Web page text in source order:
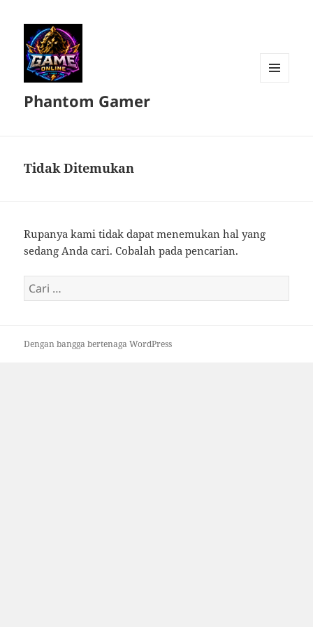
Phantom Gamer
Tidak Ditemukan
Rupanya kami tidak dapat menemukan hal yang
sedang Anda cari. Cobalah pada pencarian.
Cari
untuk:
Dengan bangga bertenaga WordPress